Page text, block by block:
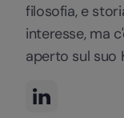
filosofia, e
interesse, ma
aperto sul suo